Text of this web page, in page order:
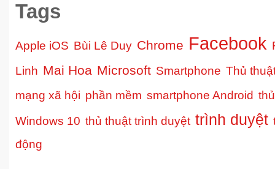
Tags
Apple iOS Bùi Lê Duy Chrome Facebook
Linh Mai Hoa Microsoft Smartphone Thủ
mạng xã hội phần mềm smartphone Android
Windows 10 thủ thuật trình duyệt trình duyệt
động